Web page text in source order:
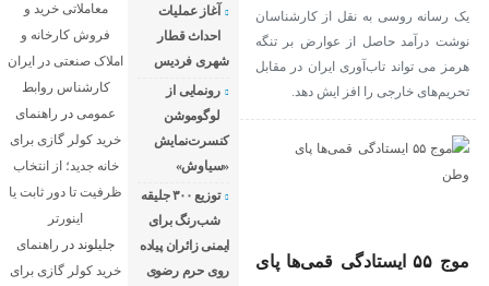
یک رسانه روسی به نقل از کارشناسان
نوشت درآمد حاصل از عوارض بر تنگه
هرمز می تواند تاب‌آوری ایران در مقابل
تحریم‌های خارجی را افز ایش دهد.
موج ۵۵ ایستادگی قمی‌ها پای
آغاز عملیات
احداث قطار
شهری فردیس
رونمایی از
لوگوموشن
کنسرت‌نمایش
«سیاوش»
توزیع ۳۰۰ جلیقه
شب‌رنگ برای
ایمنی زائران پیاده
روی حرم رضوی
معاملاتی خرید و
فروش کارخانه و
املاک صنعتی در ایران
کارشناس روابط
عمومیدر راهنمای
خرید کولر گازی برای
خانه جدید؛ از انتخاب
ظرفیت تا دور ثابت یا
اینورتر
جلیلونددر راهنمای
خرید کولر گازی برای